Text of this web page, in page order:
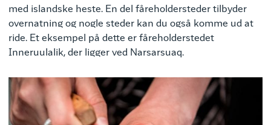
med islandske heste. En del fåreholdersteder tilbyder
overnatning og nogle steder kan du også komme ud at
ride. Et eksempel på dette er fåreholderstedet
Inneruulalik, der ligger ved Narsarsuaq.